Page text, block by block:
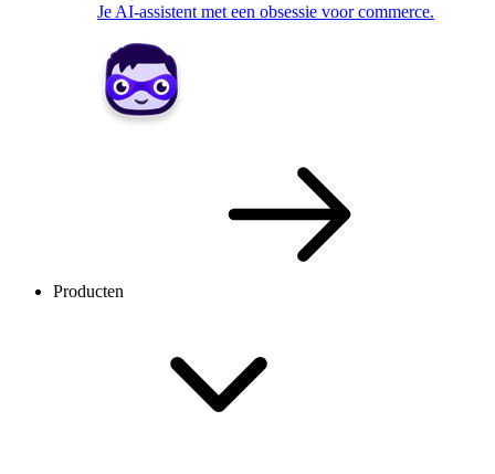
Je AI-assistent met een obsessie voor commerce.
Producten